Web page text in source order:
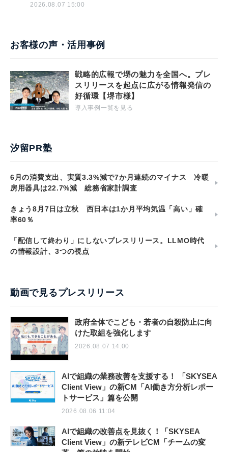
2026.08.07 15:00
お客様の声・活用事例
戦略的広報で堺の魅力を全国へ。プレ
スリリースを起点に広がる情報発信の
好循環【堺市様】
導入事例一覧を見る
汐留PR塾
6月の消費支出、実質3.3%減で7か月連続のマイナス 冷暖
房用器具は22.7%減 総務省家計調査
きょう8月7日は立秋 西日本は1か月平均気温「高い」確
率60％
「配信して終わり」にしないプレスリリース。LLMO時代
の情報設計、3つの視点
動画で見るプレスリリース
政府全体でこども・若者の自殺防止に向
けた取組を強化します
2026.08.07 14:00
AIで組織の業務改善を支援する！ 「SKYSEA
Client View」の新CM「AI働き方分析レポー
トサービス」篇を公開
2026.08.06 11:04
AIで組織の改善点を見抜く！「SKYSEA
Client View」の新テレビCM「チームの変